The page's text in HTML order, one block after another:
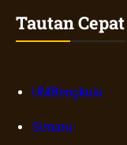
Tautan Cepat
UMBengkulu
Simaru